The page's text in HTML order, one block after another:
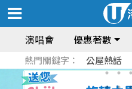
演唱會 優惠著數
熱門關鍵字： 公屋熱話